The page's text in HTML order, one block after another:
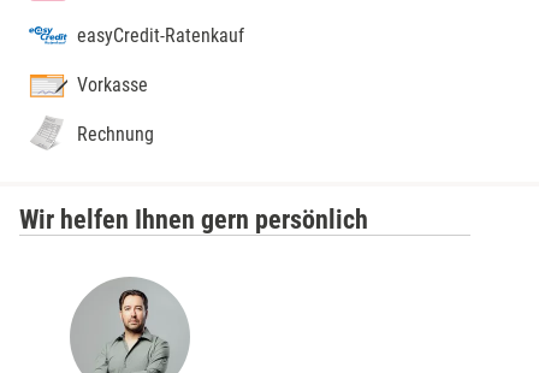
easyCredit-Ratenkauf
Vorkasse
Rechnung
Wir helfen Ihnen gern persönlich